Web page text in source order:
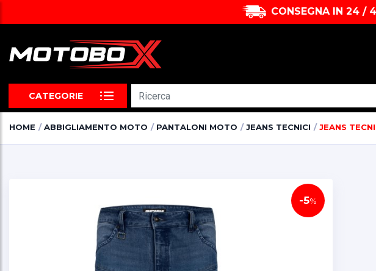
CONSEGNA IN 24 /
CATEGORIE
HOME ABBIGLIAMENTO MOTO PANTALONI MOTO JEANS TECNICI JEANS
-5%